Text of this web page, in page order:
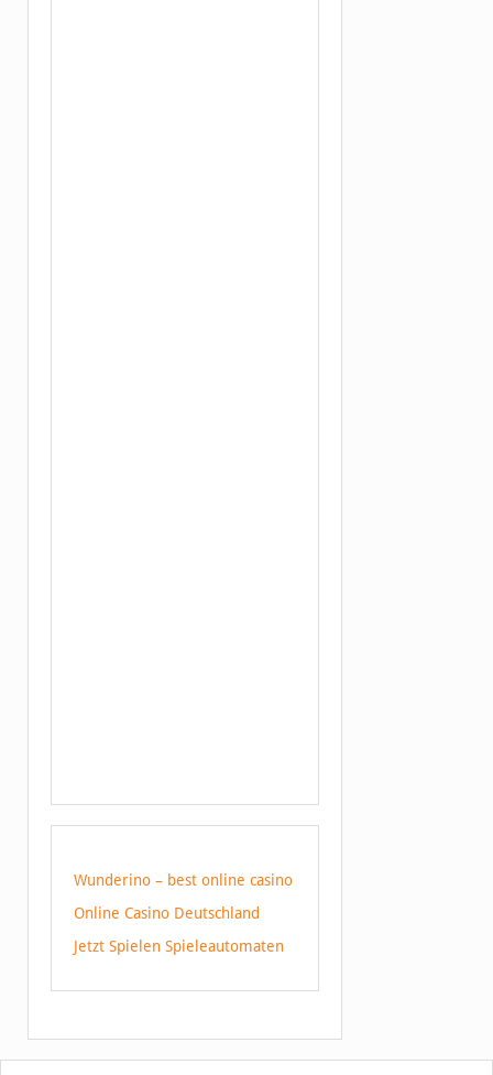
Wunderino – best online casino
Online Casino Deutschland
Jetzt Spielen Spieleautomaten